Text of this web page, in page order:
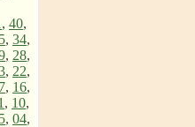
, 40,
, 34,
, 28,
, 22,
, 16,
, 10,
, 04,